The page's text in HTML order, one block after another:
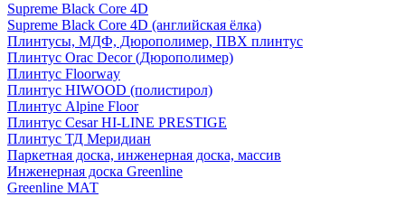
Supreme Black Core 4D
Supreme Black Core 4D (английская ёлка)
Плинтусы, МДФ, Дюрополимер, ПВХ плинтус
Плинтус Orac Decor (Дюрополимер)
Плинтус Floorway
Плинтус HIWOOD (полистирол)
Плинтус Alpine Floor
Плинтус Cesar HI-LINE PRESTIGE
Плинтус ТД Меридиан
Паркетная доска, инженерная доска, массив
Инженерная доска Greenline
Greenline МАТ